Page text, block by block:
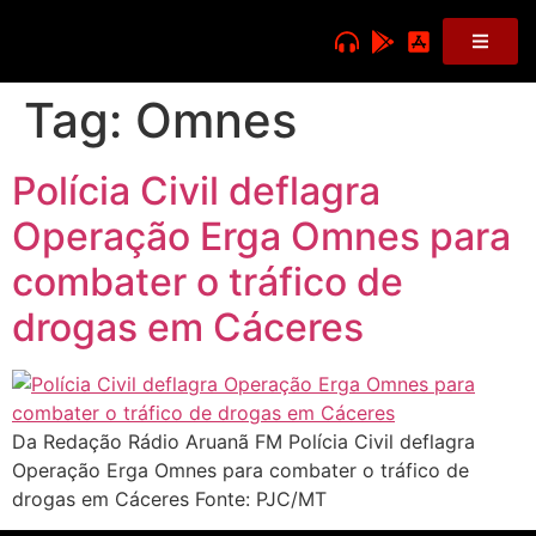
Tag: Omnes
Polícia Civil deflagra
Operação Erga Omnes para
combater o tráfico de
drogas em Cáceres
Da Redação Rádio Aruanã FM Polícia Civil deflagra
Operação Erga Omnes para combater o tráfico de
drogas em Cáceres Fonte: PJC/MT